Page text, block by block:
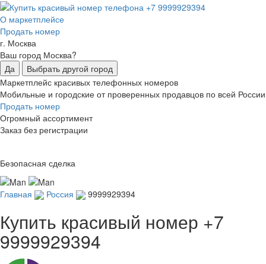
О маркетплейсе
Продать номер
г. Москва
Ваш город Москва?
Да
Выбрать другой город
Маркетплейс красивых телефонных номеров
Мобильные и городские от проверенных продавцов по всей России
Продать номер
Огромный ассортимент
Заказ без регистрации
Безопасная сделка
Главная Россия 9999929394
Купить красивый номер +7
9999929394